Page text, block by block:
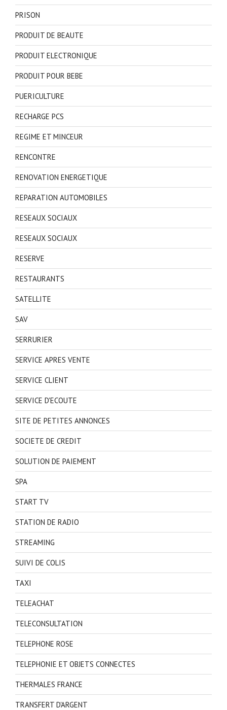
PRISON
PRODUIT DE BEAUTE
PRODUIT ELECTRONIQUE
PRODUIT POUR BEBE
PUERICULTURE
RECHARGE PCS
REGIME ET MINCEUR
RENCONTRE
RENOVATION ENERGETIQUE
REPARATION AUTOMOBILES
RESEAUX SOCIAUX
RESEAUX SOCIAUX
RESERVE
RESTAURANTS
SATELLITE
SAV
SERRURIER
SERVICE APRES VENTE
SERVICE CLIENT
SERVICE D'ECOUTE
SITE DE PETITES ANNONCES
SOCIETE DE CREDIT
SOLUTION DE PAIEMENT
SPA
START TV
STATION DE RADIO
STREAMING
SUIVI DE COLIS
TAXI
TELEACHAT
TELECONSULTATION
TELEPHONE ROSE
TELEPHONIE ET OBJETS CONNECTES
THERMALES FRANCE
TRANSFERT D'ARGENT